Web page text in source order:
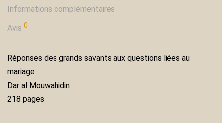
Informations complémentaires
Avis 0
Réponses des grands savants aux questions liées au
mariage
Dar al Mouwahidin
218 pages